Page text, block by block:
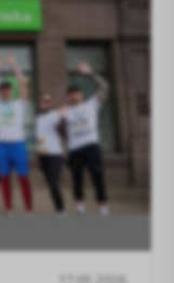
17.05.2026.